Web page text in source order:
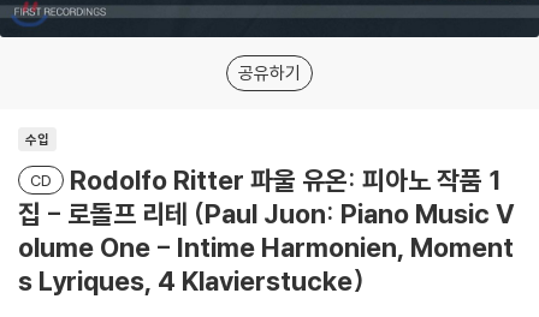
공유하기
수입
CD
Rodolfo Ritter 파울 유온: 피아노 작품 1
집 - 로돌프 리테 (Paul Juon: Piano Music V
olume One - Intime Harmonien, Moment
s Lyriques, 4 Klavierstucke)